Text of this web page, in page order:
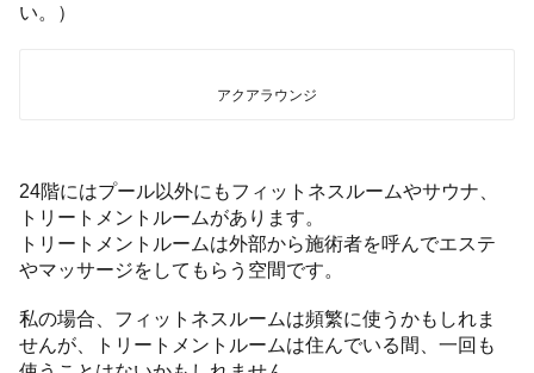
い。）
アクアラウンジ
24階にはプール以外にもフィットネスルームやサウナ、
トリートメントルームがあります。
トリートメントルームは外部から施術者を呼んでエステ
やマッサージをしてもらう空間です。
私の場合、フィットネスルームは頻繁に使うかもしれま
せんが、トリートメントルームは住んでいる間、一回も